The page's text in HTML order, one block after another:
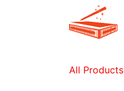
All Products